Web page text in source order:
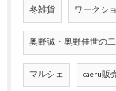
冬雑貨 ワークシ
奥野誠・奥野佳世の
マルシェ caeru販